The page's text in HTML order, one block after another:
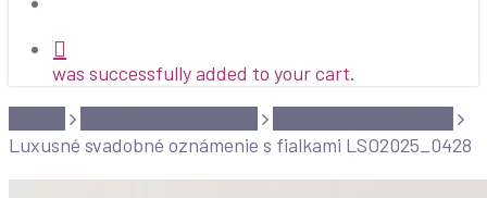
was successfully added to your cart.
Luxusné svadobné oznámenie s fialkami LSO2025_0428